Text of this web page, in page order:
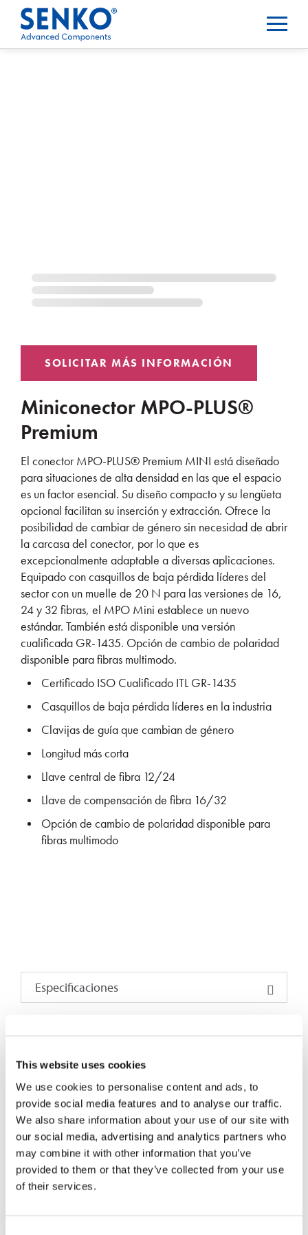
This website uses cookies
We use cookies to personalise content and ads, to
provide social media features and to analyse our traffic.
We also share information about your use of our site with
our social media, advertising and analytics partners who
may combine it with other information that you’ve
provided to them or that they’ve collected from your use
of their services.
Miniconector MPO-PLUS®
Premium
El conector MPO-PLUS® Premium MINI está diseñado
para situaciones de alta densidad en las que el espacio
es un factor esencial. Su diseño compacto y su lengüeta
opcional facilitan su inserción y extracción. Ofrece la
posibilidad de cambiar de género sin necesidad de abrir
la carcasa del conector, por lo que es
excepcionalmente adaptable a diversas aplicaciones.
Equipado con casquillos de baja pérdida líderes del
sector con un muelle de 20 N para las versiones de 16,
24 y 32 fibras, el MPO Mini establece un nuevo
estándar. También está disponible una versión
cualificada GR-1435. Opción de cambio de polaridad
disponible para fibras multimodo.
Certificado ISO Cualificado ITL GR-1435
Casquillos de baja pérdida líderes en la industria
Clavijas de guía que cambian de género
Longitud más corta
Llave central de fibra 12/24
Llave de compensación de fibra 16/32
Opción de cambio de polaridad disponible para
fibras multimodo
Especificaciones
PARÁMETROS
APC
BAJA
PÉRDIDA
ESTÁNDAR
Pérdida de